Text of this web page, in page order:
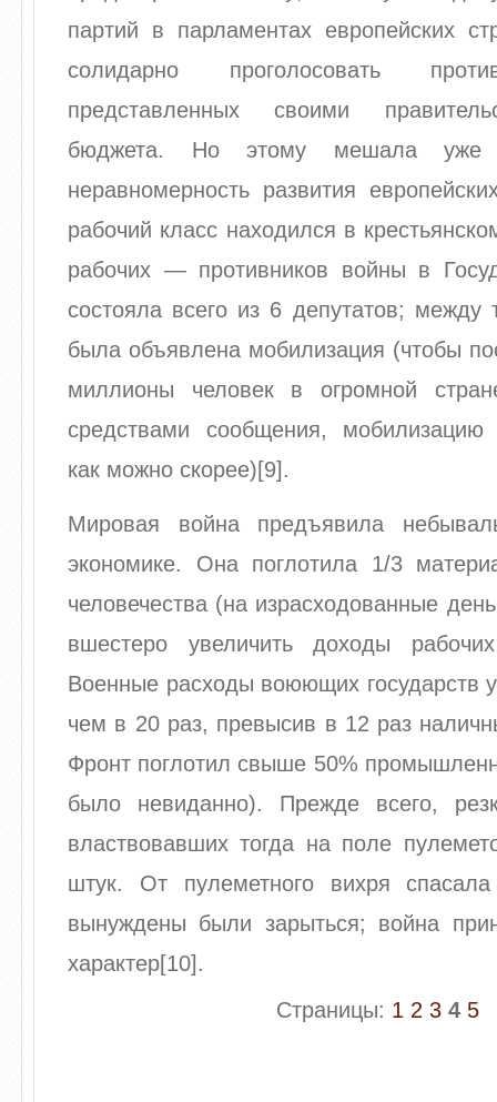
партий в парламентах европейских
солидарно проголосовать
представленных своими
бюджета. Но этому мешала
неравномерность развития
рабочий класс находился в
рабочих — противников войны в
состояла всего из 6 депутатов;
была объявлена мобилизация (чтобы
миллионы человек в огромной
средствами сообщения, мобилизацию
как можно скорее)[9].
Мировая война предъявила
экономике. Она поглотила 1/3
человечества (на израсходованные
вшестеро увеличить доходы
Военные расходы воюющих государств
чем в 20 раз, превысив в 12 раз
Фронт поглотил свыше 50%
было невиданно). Прежде всего,
властвовавших тогда на поле
штук. От пулеметного вихря
вынуждены были зарыться; война
характер[10].
Страницы: 1 2 3 4 5